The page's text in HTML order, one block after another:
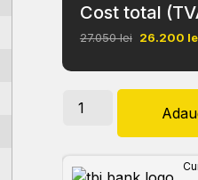
Cost total
27.050 lei 26.200